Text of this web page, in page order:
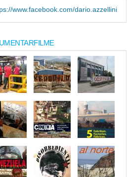
www.facebook.com/dario.azzellini